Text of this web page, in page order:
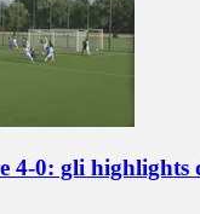
4-0: gli highlights